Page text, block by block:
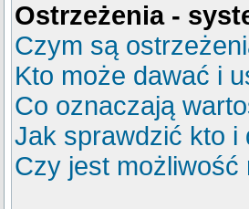
Ostrzeżenia -
Czym są
Kto może dawać i
Co oznaczają
Jak sprawdzić kto i
Czy jest możliwość